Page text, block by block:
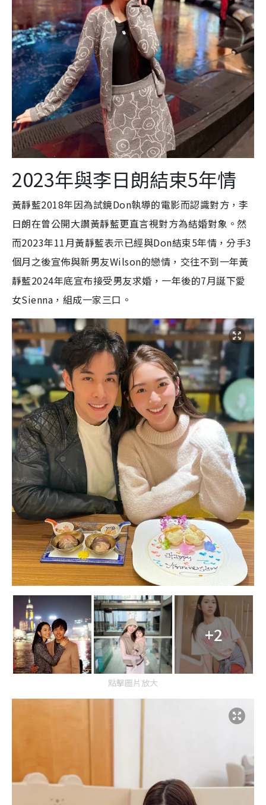
2023年與李日朗結束5年情
黃靜藍2018年因為試鏡Don執導的電影而認識對方，李
日朗在曾公開大讚黃靜藍更直言視對方為結婚對象。然
而2023年11月黃靜藍表示已經與Don結束5年情，分手3
個月之後宣佈與新男友Wilson的戀情，交往不到一年黃
靜藍2024年底宣布接受男友求婚，一年後的7月誕下愛
女Sienna，組成一家三口。
+2
點擊圖片放大